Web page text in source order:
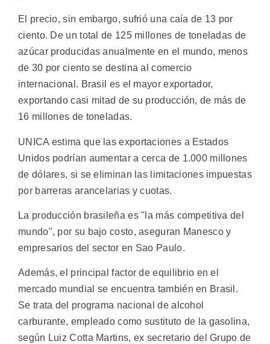
El precio, sin embargo, sufrió una caía de 13 por
ciento. De un total de 125 millones de toneladas de
azúcar producidas anualmente en el mundo, menos
de 30 por ciento se destina al comercio
internacional. Brasil es el mayor exportador,
exportando casi mitad de su producción, de más de
16 millones de toneladas.
UNICA estima que las exportaciones a Estados
Unidos podrían aumentar a cerca de 1.000 millones
de dólares, si se eliminan las limitaciones impuestas
por barreras arancelarias y cuotas.
La producción brasileña es "la más competitiva del
mundo", por su bajo costo, aseguran Manesco y
empresarios del sector en Sao Paulo.
Además, el principal factor de equilibrio en el
mercado mundial se encuentra también en Brasil.
Se trata del programa nacional de alcohol
carburante, empleado como sustituto de la gasolina,
según Luiz Cotta Martins, ex secretario del Grupo de